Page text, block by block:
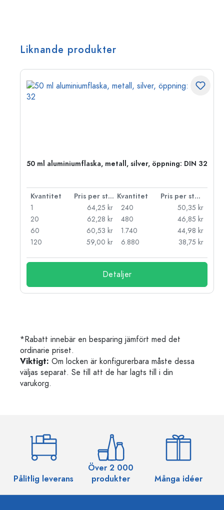
Liknande produkter
50 ml aluminiumflaska, metall, silver, öppning: DIN 32
Kvantitet Pris per styck Kvantitet
Pris per styck
1
64,25 kr
20
62,28 kr
60
60,53 kr
120
59,00 kr
240
50,35 kr
480
46,85 kr
1.740
44,98 kr
6.880
38,75 kr
Detaljer
*Rabatt innebär en besparing jämfört med det
ordinarie priset.
Viktigt: Om locken är konfigurerbara måste dessa
väljas separat. Se till att de har lagts till i din
varukorg.
Pålitlig leverans
Över 2 000
produkter
Många idéer